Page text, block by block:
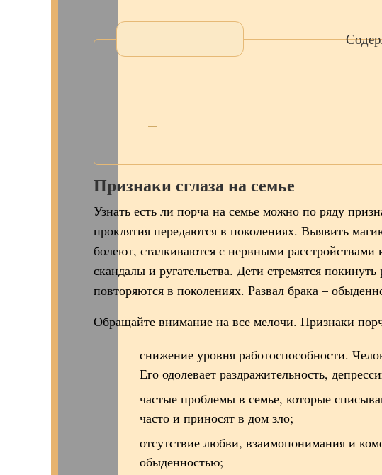
Признаки сглаза на семье
Узнать есть ли порча на семье можно по ряду
проклятия передаются в поколениях. Выявить
болеют, сталкиваются с нервными
скандалы и ругательства. Дети стремятся
повторяются в поколениях. Развал брака –
Обращайте внимание на все мелочи. Признаки
снижение уровня работоспособности.
Его одолевает раздражительность,
частые проблемы в семье, которые
часто и приносят в дом зло;
отсутствие любви, взаимопонимания и
обыденностью;